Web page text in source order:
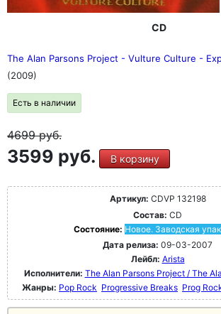
CD
The Alan Parsons Project - Vulture Culture -
(2009)
Есть в наличии
4699руб.
3599 руб. В корзину
Артикул: CDVP 132198
Состав: CD
Состояние: Новое. Заводская
Дата релиза: 09-03-2007
Лейбл: Arista
Исполнители: The Alan Parsons Project / The
Жанры: Pop Rock Progressive Breaks Prog